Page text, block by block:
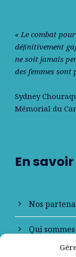
« Le combat
déﬁnitivement
ne soit jamais
des femmes sont
Sydney
Mémorial du
En savoir
Nos
Qui